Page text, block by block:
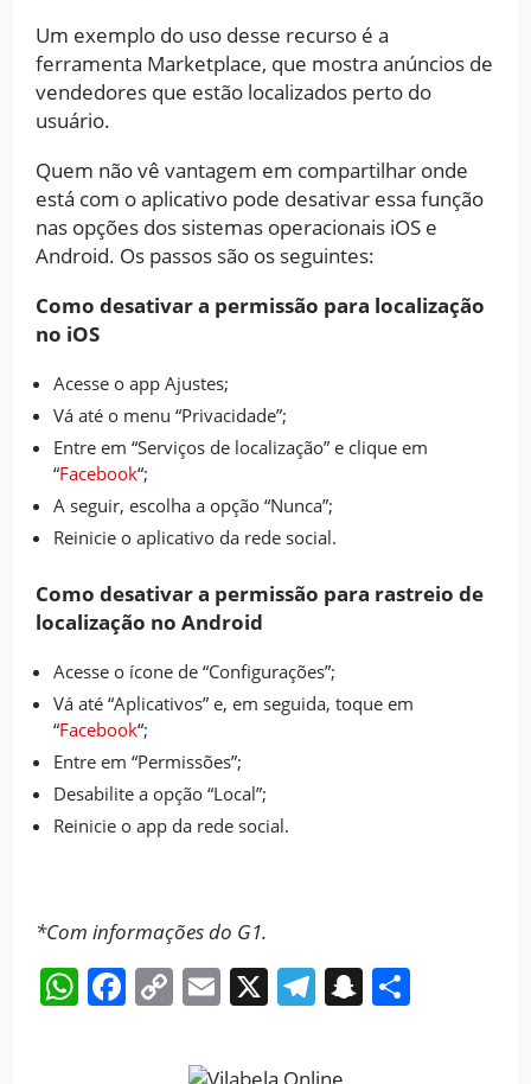
Um exemplo do uso desse recurso é a
ferramenta Marketplace, que mostra anúncios de
vendedores que estão localizados perto do
usuário.
Quem não vê vantagem em compartilhar onde
está com o aplicativo pode desativar essa função
nas opções dos sistemas operacionais iOS e
Android. Os passos são os seguintes:
Como desativar a permissão para localização
no iOS
Acesse o app Ajustes;
Vá até o menu “Privacidade”;
Entre em “Serviços de localização” e clique em
“Facebook“;
A seguir, escolha a opção “Nunca”;
Reinicie o aplicativo da rede social.
Como desativar a permissão para rastreio de
localização no Android
Acesse o ícone de “Configurações”;
Vá até “Aplicativos” e, em seguida, toque em
“Facebook“;
Entre em “Permissões”;
Desabilite a opção “Local”;
Reinicie o app da rede social.
*Com informações do G1.
WhatsApp
Facebook
CopyEmail
X Telegram
Snapchat